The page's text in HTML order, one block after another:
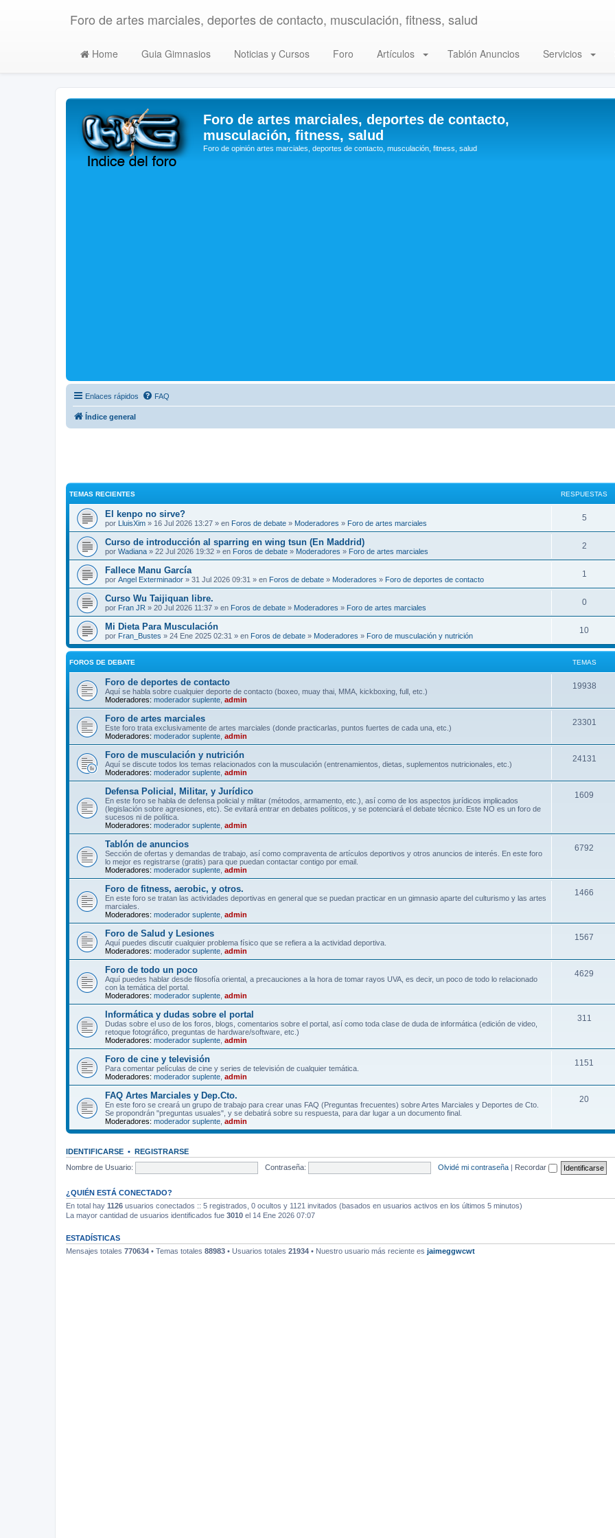
Foro de artes marciales, deportes de contacto, musculación, fitness, salud
Home Guia Gimnasios Noticias y Cursos Foro Artículos Tablón Anuncios Servicios
Foro de artes marciales, deportes de contacto,
musculación, fitness, salud
Foro de opinión artes marciales, deportes de contacto, musculación, fitness, salud
Enlaces rápidos FAQ
Índice general
TEMAS RECIENTES RESPUESTAS
El kenpo no sirve?
por LluisXim » 16 Jul 2026 13:27 » en Foros de debate » Moderadores » Foro de artes marciales
5
Curso de introducción al sparring en wing tsun (En Maddrid)
por Wadiana » 22 Jul 2026 19:32 » en Foros de debate » Moderadores » Foro de artes marciales
2
Fallece Manu García
por Angel Exterminador » 31 Jul 2026 09:31 » en Foros de debate » Moderadores » Foro de deportes de contacto
1
Curso Wu Taijiquan libre.
por Fran JR » 20 Jul 2026 11:37 » en Foros de debate » Moderadores » Foro de artes marciales
0
Mi Dieta Para Musculación
por Fran_Bustes » 24 Ene 2025 02:31 » en Foros de debate » Moderadores » Foro de musculación y nutrición
10
FOROS DE DEBATE TEMAS
Foro de deportes de contacto
Aquí se habla sobre cualquier deporte de contacto (boxeo, muay thai, MMA, kickboxing, full, etc.)
Moderadores: moderador suplente admin
19938
Foro de artes marciales
Este foro trata exclusivamente de artes marciales (donde practicarlas, puntos fuertes de cada una, etc.)
Moderadores: moderador suplente admin
23301
Foro de musculación y nutrición
Aquí se discute todos los temas relacionados con la musculación (entrenamientos, dietas, suplementos nutricionales, etc.)
Moderadores: moderador suplente admin
24131
Defensa Policial, Militar, y Jurídico
En este foro se habla de defensa policial y militar (métodos, armamento, etc.), así como de los aspectos jurídicos implicados
(legislación sobre agresiones, etc). Se evitará entrar en debates políticos, y se potenciará el debate técnico. Este NO es un foro de
sucesos ni de política.
Moderadores: moderador suplente admin
1609
Tablón de anuncios
Sección de ofertas y demandas de trabajo, así como compraventa de artículos deportivos y otros anuncios de interés. En este foro
lo mejor es registrarse (gratis) para que puedan contactar contigo por email.
Moderadores: moderador suplente admin
6792
Foro de fitness, aerobic, y otros.
En este foro se tratan las actividades deportivas en general que se puedan practicar en un gimnasio aparte del culturismo y las artes
marciales.
Moderadores: moderador suplente admin
1466
Foro de Salud y Lesiones
Aquí puedes discutir cualquier problema físico que se refiera a la actividad deportiva.
Moderadores: moderador suplente admin
1567
Foro de todo un poco
Aquí puedes hablar desde filosofía oriental, a precauciones a la hora de tomar rayos UVA, es decir, un poco de todo lo relacionado
con la temática del portal.
Moderadores: moderador suplente admin
4629
Informática y dudas sobre el portal
Dudas sobre el uso de los foros, blogs, comentarios sobre el portal, así como toda clase de duda de informática (edición de video,
retoque fotográfico, preguntas de hardware/software, etc.)
Moderadores: moderador suplente admin
311
Foro de cine y televisión
Para comentar películas de cine y series de televisión de cualquier temática.
Moderadores: moderador suplente admin
1151
FAQ Artes Marciales y Dep.Cto.
En este foro se creará un grupo de trabajo para crear unas FAQ (Preguntas frecuentes) sobre Artes Marciales y Deportes de Cto.
Se propondrán "preguntas usuales", y se debatirá sobre su respuesta, para dar lugar a un documento final.
Moderadores: moderador suplente admin
20
IDENTIFICARSE • REGISTRARSE
Nombre de Usuario:
Contraseña: Olvidé mi contraseña | Recordar
¿QUIÉN ESTÁ CONECTADO?
En total hay 1126 usuarios conectados :: 5 registrados, 0 ocultos y 1121 invitados (basados en usuarios activos en los últimos 5 minutos)
La mayor cantidad de usuarios identificados fue 3010 el 14 Ene 2026 07:07
ESTADÍSTICAS
Mensajes totales 770634 • Temas totales 88983 • Usuarios totales 21934 • Nuestro usuario más reciente es jaimeggwcwt